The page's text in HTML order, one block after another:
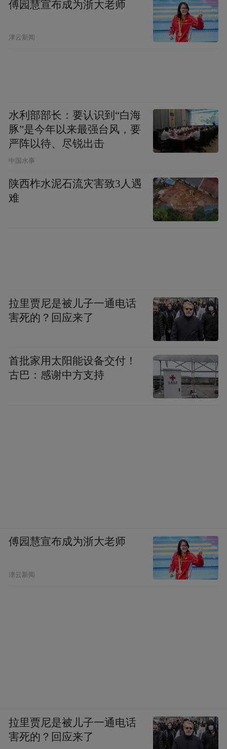
傅园慧宣布成为浙大老师
津云新闻
水利部部长：要认识到“白海
豚”是今年以来最强台风，要
严阵以待、尽锐出击
中国水事
陕西柞水泥石流灾害致3人遇
难
拉里贾尼是被儿子一通电话
害死的？回应来了
首批家用太阳能设备交付！
古巴：感谢中方支持
傅园慧宣布成为浙大老师
津云新闻
拉里贾尼是被儿子一通电话
害死的？回应来了